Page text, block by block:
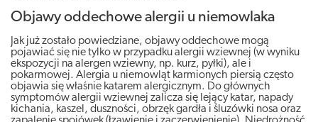
Objawy oddechowe alergii u niemowlaka
Jak już zostało powiedziane, objawy oddechowe mogą
pojawiać się nie tylko w przypadku alergii wziewnej (w wyniku
ekspozycji na alergen wziewny, np. kurz, pyłki), ale i
pokarmowej. Alergia u niemowląt karmionych piersią często
objawia się właśnie katarem alergicznym. Do głównych
symptomów alergii wziewnej zalicza się lejący katar, napady
kichania, kaszel, duszności, obrzęk gardła i śluzówki nosa oraz